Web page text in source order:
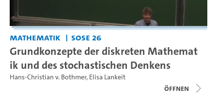
Mathematik SoSe 26
Grundkonzepte der diskreten Mathemat
ik und des stochastischen Denkens
Hans-Christian v. Bothmer, Elisa Lankeit
Öffnen